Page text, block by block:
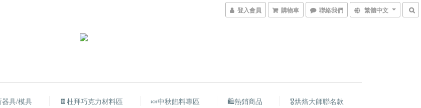
登入會員 購物車 聯絡我們 繁體中文
具/模具 🍫杜拜巧克力材料區 🍬中秋餡料專區 🛍熱銷商品
🎖️烘焙大師聯名款